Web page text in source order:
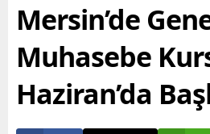
Mersin’de
Muhasebe
Haziran’da